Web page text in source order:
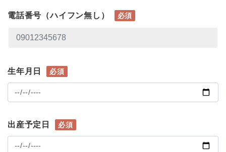
電話番号（ハイフン無し） 必須
生年月日 必須
出産予定日 必須